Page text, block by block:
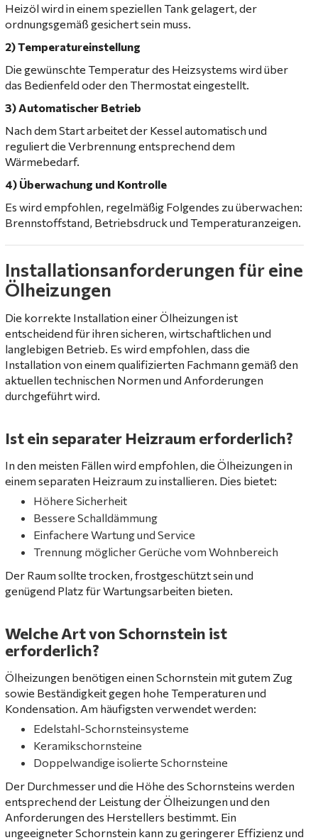
Heizöl wird in einem speziellen Tank gelagert, der
ordnungsgemäß gesichert sein muss.
2) Temperatureinstellung
Die gewünschte Temperatur des Heizsystems wird über
das Bedienfeld oder den Thermostat eingestellt.
3) Automatischer Betrieb
Nach dem Start arbeitet der Kessel automatisch und
reguliert die Verbrennung entsprechend dem
Wärmebedarf.
4) Überwachung und Kontrolle
Es wird empfohlen, regelmäßig Folgendes zu überwachen:
Brennstoffstand, Betriebsdruck und Temperaturanzeigen.
Installationsanforderungen für eine
Ölheizungen
Die korrekte Installation einer Ölheizungen ist
entscheidend für ihren sicheren, wirtschaftlichen und
langlebigen Betrieb. Es wird empfohlen, dass die
Installation von einem qualifizierten Fachmann gemäß den
aktuellen technischen Normen und Anforderungen
durchgeführt wird.
Ist ein separater Heizraum erforderlich?
In den meisten Fällen wird empfohlen, die Ölheizungen in
einem separaten Heizraum zu installieren. Dies bietet:
Höhere Sicherheit
Bessere Schalldämmung
Einfachere Wartung und Service
Trennung möglicher Gerüche vom Wohnbereich
Der Raum sollte trocken, frostgeschützt sein und
genügend Platz für Wartungsarbeiten bieten.
Welche Art von Schornstein ist
erforderlich?
Ölheizungen benötigen einen Schornstein mit gutem Zug
sowie Beständigkeit gegen hohe Temperaturen und
Kondensation. Am häufigsten verwendet werden:
Edelstahl-Schornsteinsysteme
Keramikschornsteine
Doppelwandige isolierte Schornsteine
Der Durchmesser und die Höhe des Schornsteins werden
entsprechend der Leistung der Ölheizungen und den
Anforderungen des Herstellers bestimmt. Ein
ungeeigneter Schornstein kann zu geringerer Effizienz und